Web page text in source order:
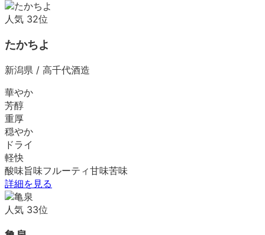
人気 32位
たかちよ
新潟県 / 高千代酒造
華やか
芳醇
重厚
穏やか
ドライ
軽快
酸味旨味フルーティ甘味苦味
詳細を見る
人気 33位